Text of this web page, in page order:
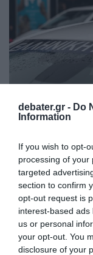
debater.gr - Do
Information
If you wish to opt-
processing of your
targeted
section to confirm
opt-out request is
interest-based
us or personal
your opt-out. You
disclosure of your
ΕΛΛΑΔΑ
2ο όροφο και
του
Περίοικοι
05.06.2026 - 14:07